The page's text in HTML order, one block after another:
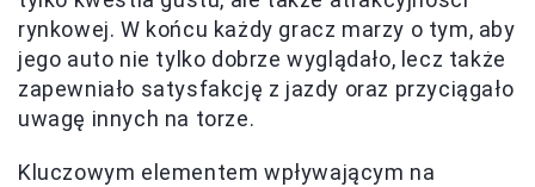
rynkowej. W końcu każdy gracz marzy o tym, aby
jego auto nie tylko dobrze wyglądało, lecz także
zapewniało satysfakcję z jazdy oraz przyciągało
uwagę innych na torze.
Kluczowym elementem wpływającym na